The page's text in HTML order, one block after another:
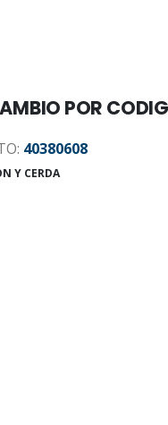
POR
40380608
Y CERDA